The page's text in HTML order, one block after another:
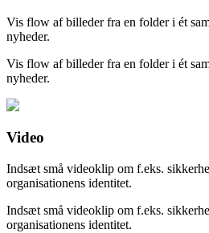
Vis flow af billeder fra en folder i ét
nyheder.
Vis flow af billeder fra en folder i ét
nyheder.
Video
Indsæt små videoklip om f.eks.
organisationens identitet.
Indsæt små videoklip om f.eks.
organisationens identitet.